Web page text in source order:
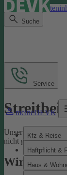
Direkt zum
Suche
meineDEVK
Kfz & Reise
Haftpflicht &
Haus &
Service
Unser Ziel ist es,
nicht gelingen,
Wir sind für